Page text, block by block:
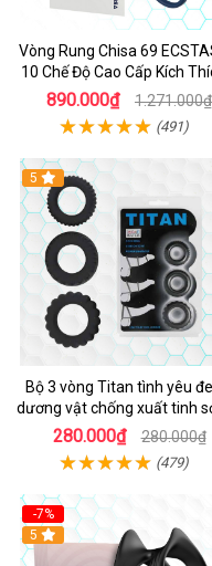
Vòng Rung Chisa 69
10 Chế Độ Cao Cấp Kích
890.000₫ 1.271.000₫
(491)
5
Bộ 3 vòng Titan tình yêu
dương vật chống xuất tinh
chất liệu silicon y tế
280.000₫ 280.000₫
(479)
-7%
5